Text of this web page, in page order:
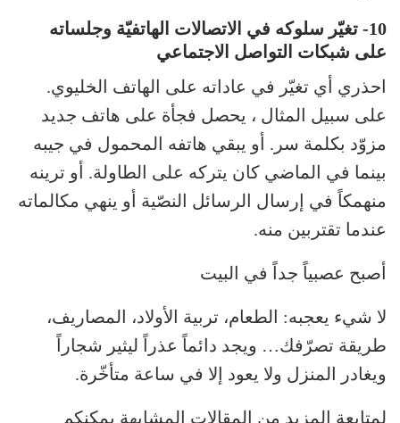
10- تغيّر سلوكه في الاتصالات الهاتفيّة وجلساته
على شبكات التواصل الاجتماعي
احذري أي تغيّر في عاداته على الهاتف الخليوي.
على سبيل المثال ، يحصل فجأة على هاتف جديد
مزوّد بكلمة سر. أو يبقي هاتفه المحمول في جيبه
بينما في الماضي كان يتركه على الطاولة. أو ترينه
منهمكاً في إرسال الرسائل النصّية أو ينهي مكالماته
عندما تقتربين منه.
أصبح عصبياً جداً في البيت
لا شيء يعجبه: الطعام، تربية الأولاد، المصاريف،
طريقة تصرّفك… ويجد دائماً عذراً ليثير شجاراً
ويغادر المنزل ولا يعود إلا في ساعة متأخّرة.
لمتابعة المزيد من المقالات المشابهة يمكنكم